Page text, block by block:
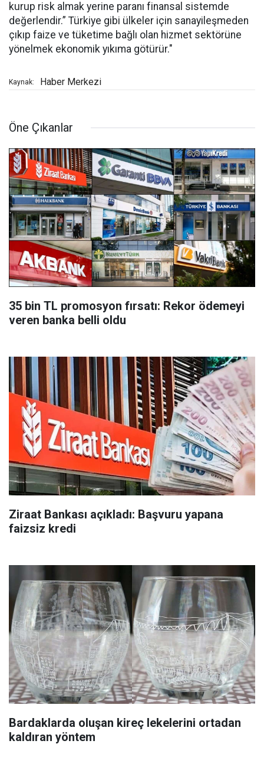
kurup risk almak yerine paranı finansal sistemde
değerlendir.” Türkiye gibi ülkeler için sanayileşmeden
çıkıp faize ve tüketime bağlı olan hizmet sektörüne
yönelmek ekonomik yıkıma götürür."
Kaynak: Haber Merkezi
Öne Çıkanlar
35 bin TL promosyon fırsatı: Rekor ödemeyi
veren banka belli oldu
Ziraat Bankası açıkladı: Başvuru yapana
faizsiz kredi
Bardaklarda oluşan kireç lekelerini ortadan
kaldıran yöntem